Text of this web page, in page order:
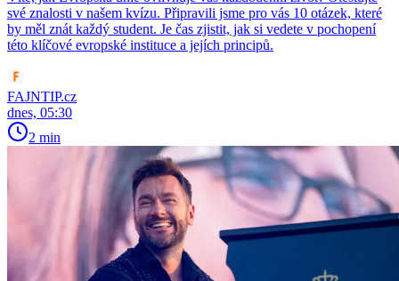
své znalosti v našem kvízu. Připravili jsme pro vás 10 otázek, které
by měl znát každý student. Je čas zjistit, jak si vedete v pochopení
této klíčové evropské instituce a jejích principů.
FAJNTIP.cz
dnes, 05:30
2 min